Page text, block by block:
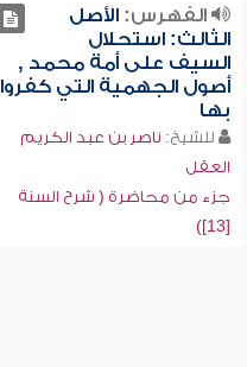
الفهرس:الأصل
الثالث: استحلال
السيف على أمة محمد ,
أصول الجهمية التي كفروا
بها
للشيخ: ناصر بن عبد الكريم
العقل
جزء من محاضرة ( شرح السنة
[13])